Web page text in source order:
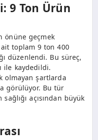
9 Ton Ürün
önüne geçmek
ait toplam 9 ton 400
düzenlendi. Bu süreç,
ile kaydedildi.
olmayan şartlarda
görülüyor. Bu tür
açısından büyük